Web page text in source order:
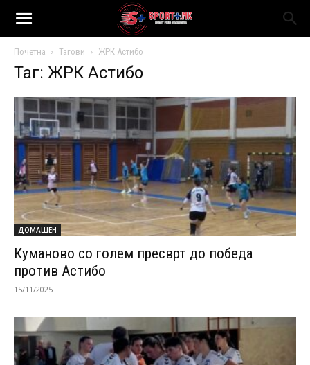
Почетна Тагови ЖРК Астибо
Таг: ЖРК Астибо
ДОМАШЕН
Куманово со голем пресврт до победа
против Астибо
15/11/2025